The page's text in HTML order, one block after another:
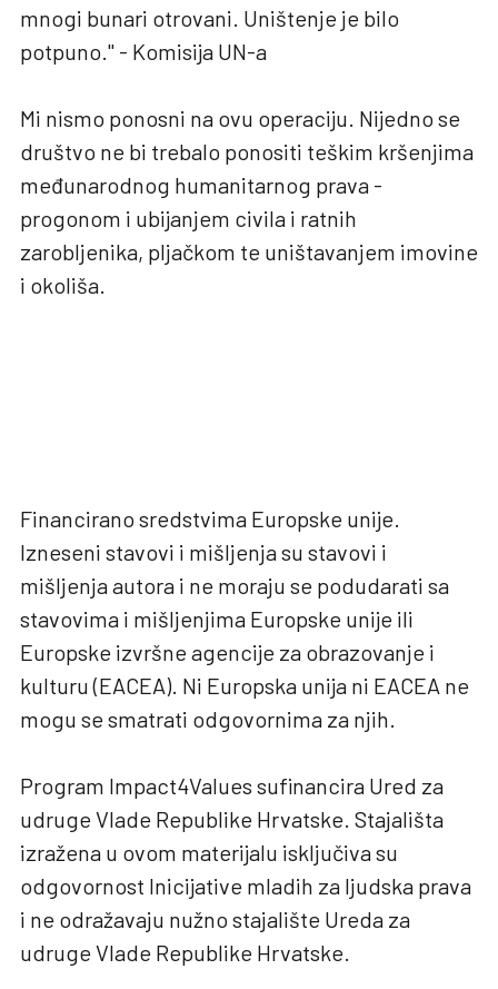
mnogi bunari otrovani. Uništenje je bilo
potpuno." - Komisija UN-a
Mi nismo ponosni na ovu operaciju. Nijedno se
društvo ne bi trebalo ponositi teškim kršenjima
međunarodnog humanitarnog prava -
progonom i ubijanjem civila i ratnih
zarobljenika, pljačkom te uništavanjem imovine
i okoliša.
Financirano sredstvima Europske unije.
Izneseni stavovi i mišljenja su stavovi i
mišljenja autora i ne moraju se podudarati sa
stavovima i mišljenjima Europske unije ili
Europske izvršne agencije za obrazovanje i
kulturu (EACEA). Ni Europska unija ni EACEA ne
mogu se smatrati odgovornima za njih.
Program Impact4Values sufinancira Ured za
udruge Vlade Republike Hrvatske. Stajališta
izražena u ovom materijalu isključiva su
odgovornost Inicijative mladih za ljudska prava
i ne odražavaju nužno stajalište Ureda za
udruge Vlade Republike Hrvatske.